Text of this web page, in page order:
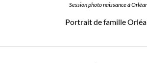
Session photo naissance à
Portrait de famille